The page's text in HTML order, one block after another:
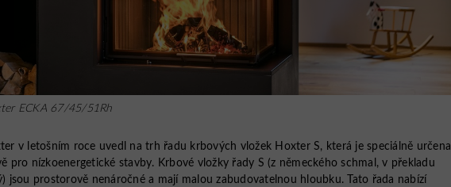
ECKA 67/45/51Rh
v letošním roce uvedl na trh řadu krbových vložek Hoxter S, která je speciálně určena
pro nízkoenergetické stavby. Krbové vložky řady S (z německého schmal, v překladu
jsou prostorově nenáročné a mají malou zabudovatelnou hloubku. Tato řada nabízí